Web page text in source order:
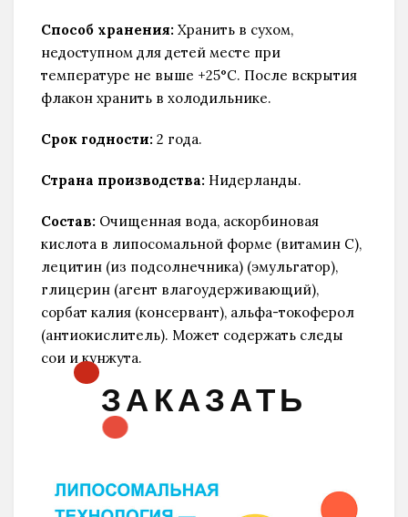
Способ хранения: Хранить в сухом,
недоступном для детей месте при
температуре не выше +25°С. После вскрытия
флакон хранить в холодильнике.
Срок годности: 2 года.
Страна производства: Нидерланды.
Состав: Очищенная вода, аскорбиновая
кислота в липосомальной форме (витамин С),
лецитин (из подсолнечника) (эмульгатор),
глицерин (агент влагоудерживающий),
сорбат калия (консервант), альфа-токоферол
(антиокислитель). Может содержать следы
сои и кунжута.
ЗАКАЗАТЬ